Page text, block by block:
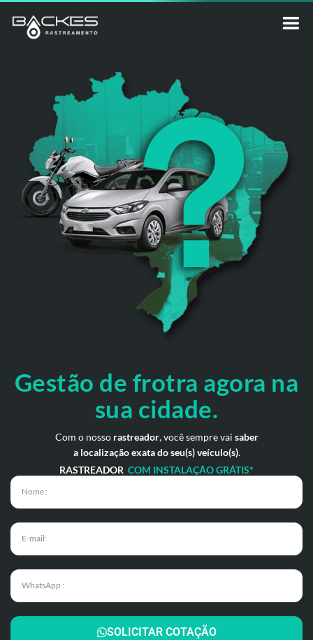
Gestão de frotra agora na
sua cidade.
Com o nosso rastreador, você sempre vai saber
a localização exata do seu(s) veículo(s).
RASTREADOR COM INSTALAÇÃO GRÁTIS*
SOLICITAR COTAÇÃO